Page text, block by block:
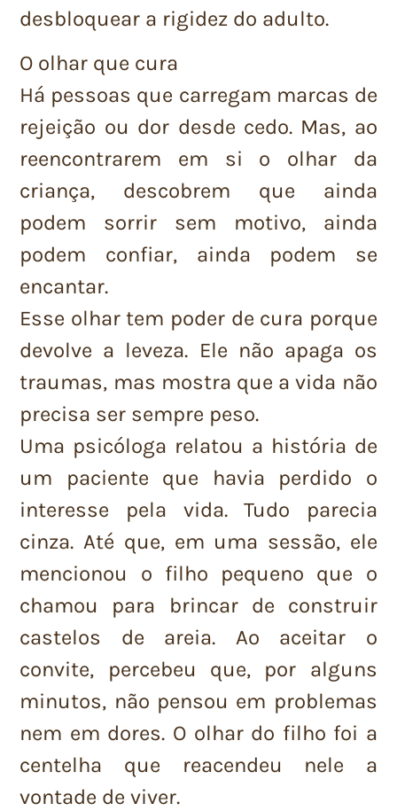
desbloquear a rigidez do adulto.
O olhar que cura
Há pessoas que carregam marcas de
rejeição ou dor desde cedo. Mas, ao
reencontrarem em si o olhar da
criança, descobrem que ainda
podem sorrir sem motivo, ainda
podem confiar, ainda podem se
encantar.
Esse olhar tem poder de cura porque
devolve a leveza. Ele não apaga os
traumas, mas mostra que a vida não
precisa ser sempre peso.
Uma psicóloga relatou a história de
um paciente que havia perdido o
interesse pela vida. Tudo parecia
cinza. Até que, em uma sessão, ele
mencionou o filho pequeno que o
chamou para brincar de construir
castelos de areia. Ao aceitar o
convite, percebeu que, por alguns
minutos, não pensou em problemas
nem em dores. O olhar do filho foi a
centelha que reacendeu nele a
vontade de viver.